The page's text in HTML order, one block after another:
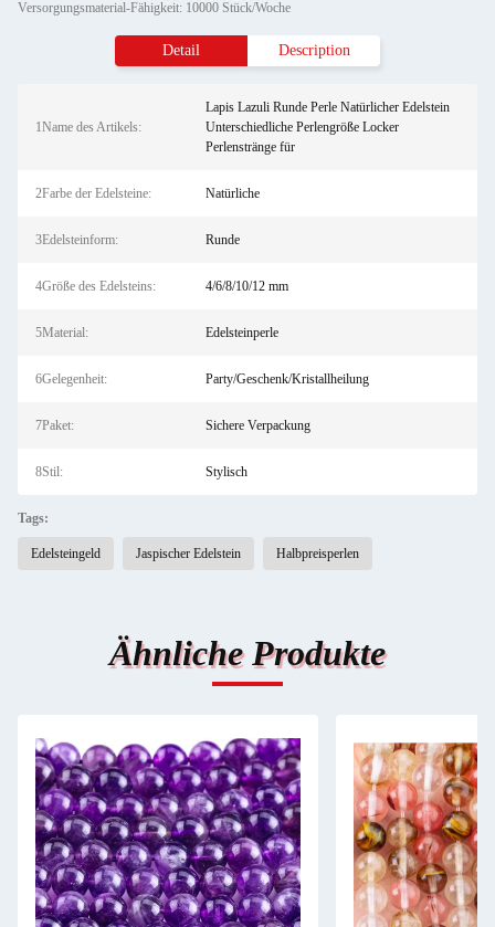
Versorgungsmaterial-Fähigkeit: 10000 Stück/Woche
Detail Description
1Name des Artikels:
Lapis Lazuli Runde Perle Natürlicher Edelstein
Unterschiedliche Perlengröße Locker
Perlenstränge für
2Farbe der Edelsteine: Natürliche
3Edelsteinform: Runde
4Größe des Edelsteins: 4/6/8/10/12 mm
5Material: Edelsteinperle
6Gelegenheit: Party/Geschenk/Kristallheilung
7Paket: Sichere Verpackung
8Stil: Stylisch
Tags:
Edelsteingeld Jaspischer Edelstein Halbpreisperlen
Ähnliche Produkte